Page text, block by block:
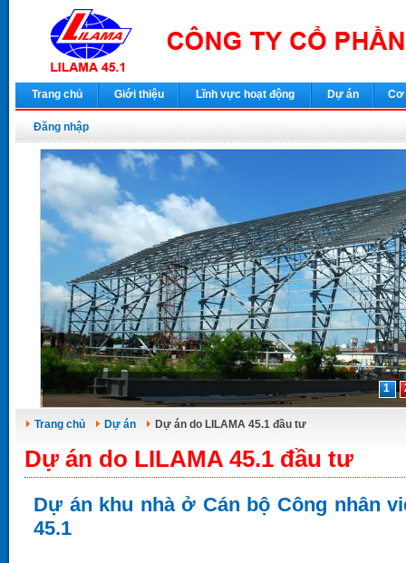
Trang chủ Giới thiệu Lĩnh vực hoạt động Dự án Cơ
Đăng nhập
1
Trang chủ Dự án Dự án do LILAMA 45.1 đầu tư
Dự án do LILAMA 45.1 đầu tư
Dự án khu nhà ở Cán bộ Công nhân
45.1